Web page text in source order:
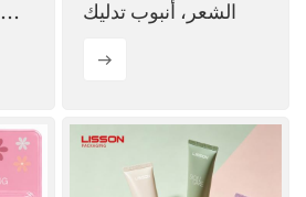
الشعر، أنبوب تدليك